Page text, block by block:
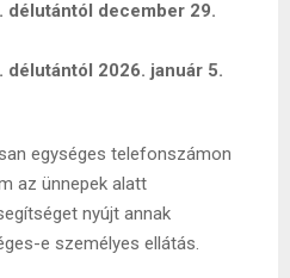
délutántól december 29.
délutántól 2026. január 5.
egységes telefonszámon
az ünnepek alatt
nyújt annak
e személyes ellátás.